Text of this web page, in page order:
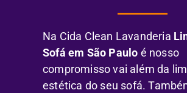
Na Cida Clean Lavanderia
Sofá em São Paulo é nosso
compromisso vai além da
estética do seu sofá.